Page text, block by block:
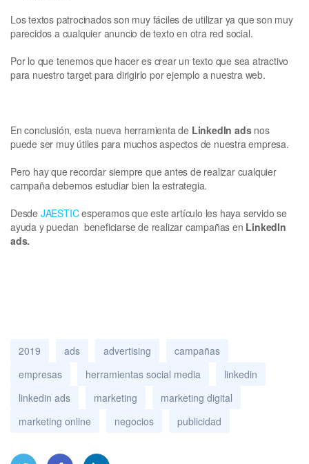
Los textos patrocinados son muy fáciles de utilizar ya que son muy
parecidos a cualquier anuncio de texto en otra red social.
Por lo que tenemos que hacer es crear un texto que sea atractivo
para nuestro target para dirigirlo por ejemplo a nuestra web.
En conclusión, esta nueva herramienta de LinkedIn adsnos
puede ser muy útiles para muchos aspectos de nuestra empresa.
Pero hay que recordar siempre que antes de realizar cualquier
campaña debemos estudiar bien la estrategia.
Desde JAESTICesperamos que este artículo les haya servido se
ayuda y puedan beneficiarse de realizar campañas en LinkedIn
ads.
2019 ads advertising
campañas
empresas
herramientas social media
linkedin
linkedin ads
marketing
marketing digital
marketing online
negocios publicidad